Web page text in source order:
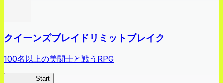
クイーンズブレイドリミットブレイク
100名以上の美闘士と戦うRPG
Start